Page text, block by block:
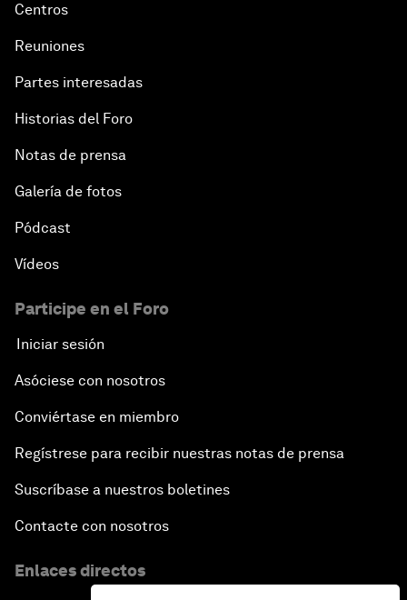
Centros
Reuniones
Partes interesadas
Historias del Foro
Notas de prensa
Galería de fotos
Pódcast
Vídeos
Participe en el Foro
Iniciar sesión
Asóciese con nosotros
Conviértase en miembro
Regístrese para recibir nuestras notas de prensa
Suscríbase a nuestros boletines
Contacte con nosotros
Enlaces directos